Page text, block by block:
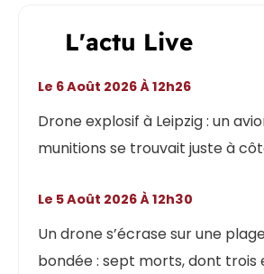
L'actu Live
Drone explosif à Leipzig : un
munitions se trouvait juste à
Le 6 Août 2026 À 12h26
Un drone s’écrase sur une
bondée : sept morts, dont trois
Le 5 Août 2026 À 12h30